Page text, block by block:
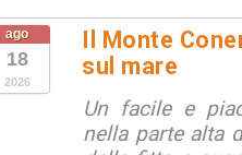
ago
18
2026
Il Monte
sul mare
Un facile e
nella parte alta